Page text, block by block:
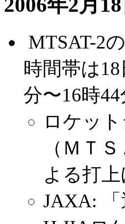
MTSAT-2
時間帯は
分〜16時44
ロケッ
（ＭＴ
よる打
JAXA: